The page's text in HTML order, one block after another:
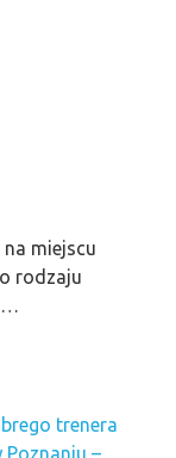
miejscu
rodzaju
…
trenera
Poznaniu –